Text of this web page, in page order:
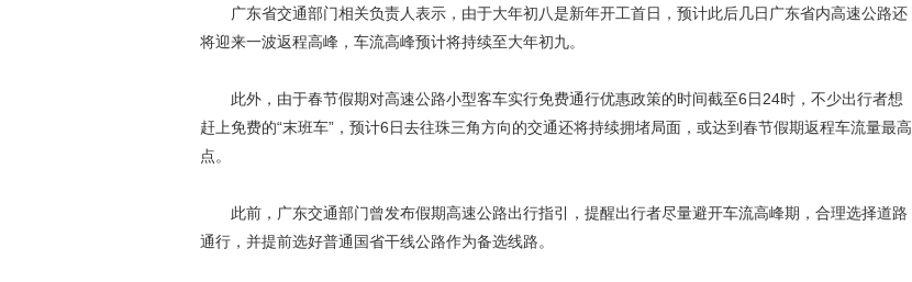
广东省交通部门相关负责人表示，由于大年初八是新年开工首日，预计此后几日广东省内高速公路还
将迎来一波返程高峰，车流高峰预计将持续至大年初九。
此外，由于春节假期对高速公路小型客车实行免费通行优惠政策的时间截至6日24时，不少出行者想
赶上免费的“末班车”，预计6日去往珠三角方向的交通还将持续拥堵局面，或达到春节假期返程车流量最高
点。
此前，广东交通部门曾发布假期高速公路出行指引，提醒出行者尽量避开车流高峰期，合理选择道路
通行，并提前选好普通国省干线公路作为备选线路。